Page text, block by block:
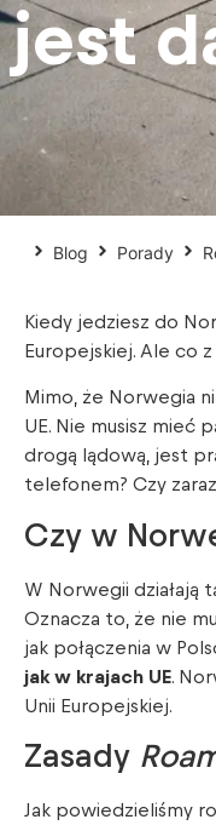
jest
Blog Porady
Kiedy jedziesz do
Europejskiej. Ale co
Mimo, że Norwegia
UE. Nie musisz mieć
drogą lądową, jest
telefonem? Czy
Czy w
W Norwegii działają
Oznacza to, że nie
jak połączenia w
jak w krajach UE.
Unii Europejskiej.
Zasady
Jak powiedzieliśmy